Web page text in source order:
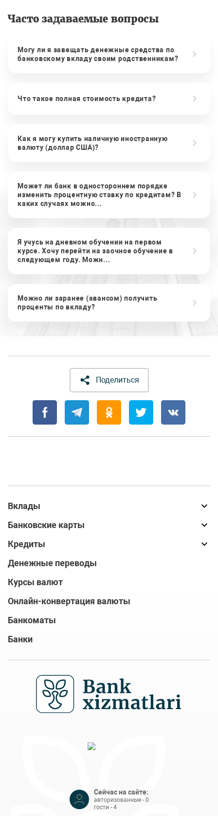
Часто задаваемые вопросы
Могу ли я завещать денежные средства по
банковскому вкладу своим родственникам?
Что такое полная стоимость кредита?
Как я могу купить наличную иностранную
валюту (доллар США)?
Может ли банк в одностороннем порядке
изменить процентную ставку по кредитам? В
каких случаях можно...
Я учусь на дневном обучении на первом
курсе. Хочу перейти на заочное обучение в
следующем году. Можн...
Можно ли заранее (авансом) получить
проценты по вкладу?
Поделиться
Вклады
Банковские карты
Кредиты
Денежные переводы
Курсы валют
Онлайн-конвертация валюты
Банкоматы
Банки
Сейчас на сайте:
авторизованные - 0
гости - 4